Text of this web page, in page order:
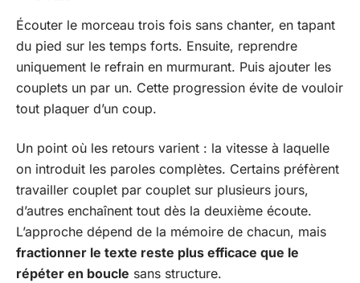
Écouter le morceau trois fois sans chanter, en tapant
du pied sur les temps forts. Ensuite, reprendre
uniquement le refrain en murmurant. Puis ajouter les
couplets un par un. Cette progression évite de vouloir
tout plaquer d’un coup.
Un point où les retours varient : la vitesse à laquelle
on introduit les paroles complètes. Certains préfèrent
travailler couplet par couplet sur plusieurs jours,
d’autres enchaînent tout dès la deuxième écoute.
L’approche dépend de la mémoire de chacun, mais
fractionner le texte reste plus efficace que le
répéter en boucle sans structure.